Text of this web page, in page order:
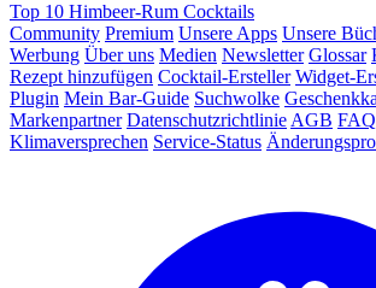
Top 10 Himbeer-Rum Cocktails
Community Premium Unsere Apps Unsere
Werbung Über uns Medien Newsletter Glossar
Rezept hinzufügen Cocktail-Ersteller Widget-
Plugin Mein Bar-Guide Suchwolke
Markenpartner Datenschutzrichtlinie AGB FAQ
Klimaversprechen Service-Status